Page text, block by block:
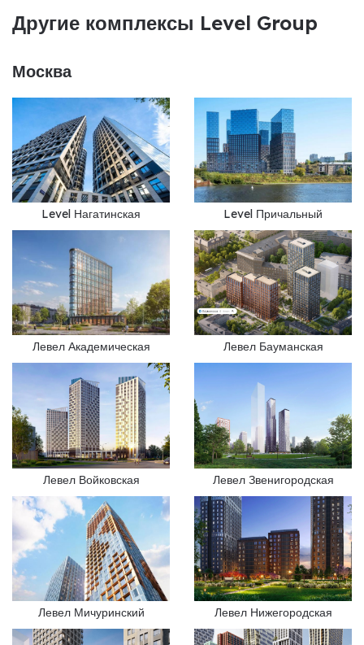
Другие комплексы Level Group
Москва
Level Нагатинская Level Причальный
Левел Академическая Левел Бауманская
Левел Войковская Левел Звенигородская
Левел Мичуринский Левел Нижегородская